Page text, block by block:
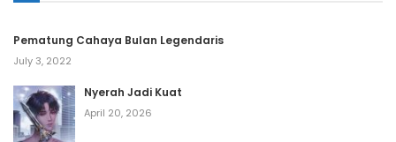
Pematung Cahaya Bulan Legendaris
July 3, 2022
Nyerah Jadi Kuat
April 20, 2026